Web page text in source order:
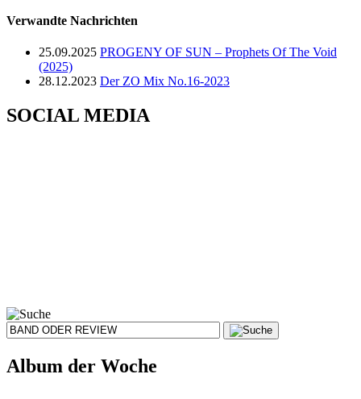
Verwandte Nachrichten
25.09.2025 PROGENY OF SUN – Prophets Of The Void
(2025)
28.12.2023 Der ZO Mix No.16-2023
SOCIAL MEDIA
Album der Woche